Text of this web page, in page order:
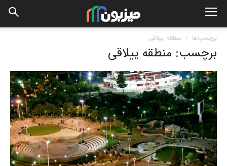
برچسب‌ها منطقه ییلاقی
برچسب: منطقه ییلاقی